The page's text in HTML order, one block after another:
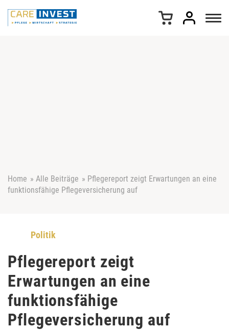
Home » Alle Beiträge » Pflegereport zeigt Erwartungen an eine
funktionsfähige Pflegeversicherung auf
Politik
Pflegereport zeigt
Erwartungen an eine
funktionsfähige
Pflegeversicherung auf